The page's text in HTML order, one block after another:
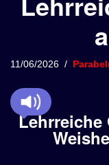
p
i
n
11/06/2026
Lehrreiche